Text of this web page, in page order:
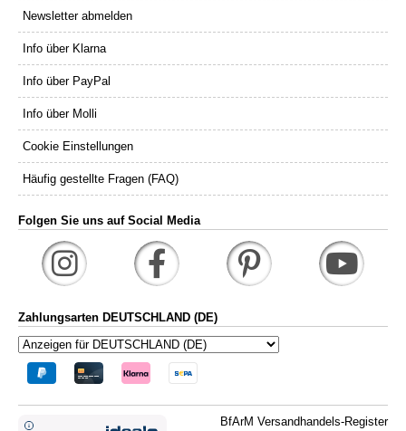
Newsletter abmelden
Info über Klarna
Info über PayPal
Info über Molli
Cookie Einstellungen
Häufig gestellte Fragen (FAQ)
Folgen Sie uns auf Social Media
Zahlungsarten DEUTSCHLAND (DE)
BfArM Versandhandels-Register